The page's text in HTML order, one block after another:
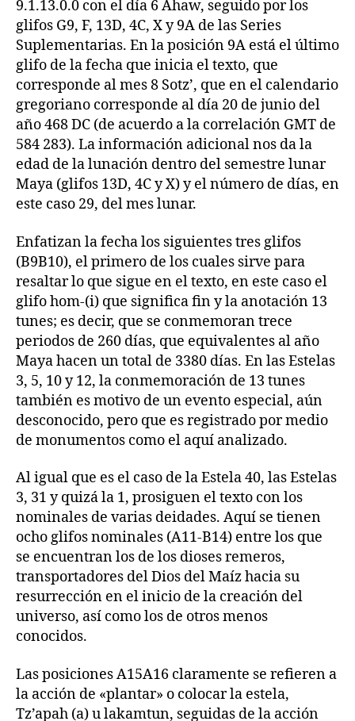
9.1.13.0.0 con el día 6 Ahaw, seguido por los
glifos G9, F, 13D, 4C, X y 9A de las Series
Suplementarias. En la posición 9A está el último
glifo de la fecha que inicia el texto, que
corresponde al mes 8 Sotz’, que en el calendario
gregoriano corresponde al día 20 de junio del
año 468 DC (de acuerdo a la correlación GMT de
584 283). La información adicional nos da la
edad de la lunación dentro del semestre lunar
Maya (glifos 13D, 4C y X) y el número de días, en
este caso 29, del mes lunar.
Enfatizan la fecha los siguientes tres glifos
(B9B10), el primero de los cuales sirve para
resaltar lo que sigue en el texto, en este caso el
glifo hom-(i) que significa fin y la anotación 13
tunes; es decir, que se conmemoran trece
periodos de 260 días, que equivalentes al año
Maya hacen un total de 3380 días. En las Estelas
3, 5, 10 y 12, la conmemoración de 13 tunes
también es motivo de un evento especial, aún
desconocido, pero que es registrado por medio
de monumentos como el aquí analizado.
Al igual que es el caso de la Estela 40, las Estelas
3, 31 y quizá la 1, prosiguen el texto con los
nominales de varias deidades. Aquí se tienen
ocho glifos nominales (A11-B14) entre los que
se encuentran los de los dioses remeros,
transportadores del Dios del Maíz hacia su
resurrección en el inicio de la creación del
universo, así como los de otros menos
conocidos.
Las posiciones A15A16 claramente se refieren a
la acción de «plantar» o colocar la estela,
Tz’apah (a) u lakamtun, seguidas de la acción